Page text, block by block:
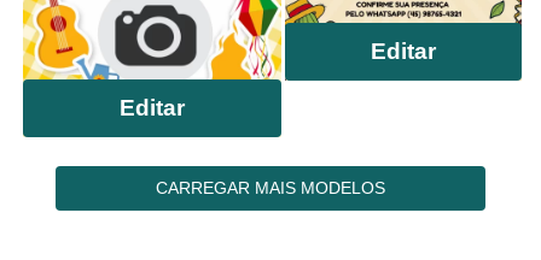
Editar
Editar
CARREGAR MAIS MODELOS